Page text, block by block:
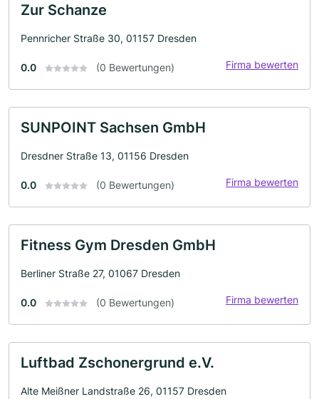
Zur Schanze
Pennricher Straße 30, 01157 Dresden
0.0 (0 Bewertungen) Firma bewerten
SUNPOINT Sachsen GmbH
Dresdner Straße 13, 01156 Dresden
0.0 (0 Bewertungen) Firma bewerten
Fitness Gym Dresden GmbH
Berliner Straße 27, 01067 Dresden
0.0 (0 Bewertungen) Firma bewerten
Luftbad Zschonergrund e.V.
Alte Meißner Landstraße 26, 01157 Dresden